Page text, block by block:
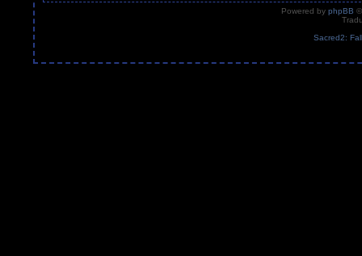
Powered by phpBB
Sacred2: